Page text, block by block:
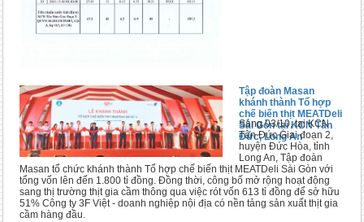
Tập đoàn Masan
khánh thành Tổ hợp
chế biến thịt MEATDeli
Sài Gòn tại KCN Tân
Đức, Long An
Sáng 03/10, tại KCN
Tân Đức Giai đoạn 2,
huyện Đức Hòa, tỉnh
Long An, Tập đoàn
Masan tổ chức khánh thành Tổ hợp chế biến thịt MEATDeli Sài Gòn với
tổng vốn lên đến 1.800 tỉ đồng. Đồng thời, công bố mở rộng hoạt động
sang thị trường thịt gia cầm thông qua việc rót vốn 613 tỉ đồng để sở hữu
51% Công ty 3F Việt - doanh nghiệp nội địa có nền tảng sản xuất thịt gia
cầm hàng đầu.